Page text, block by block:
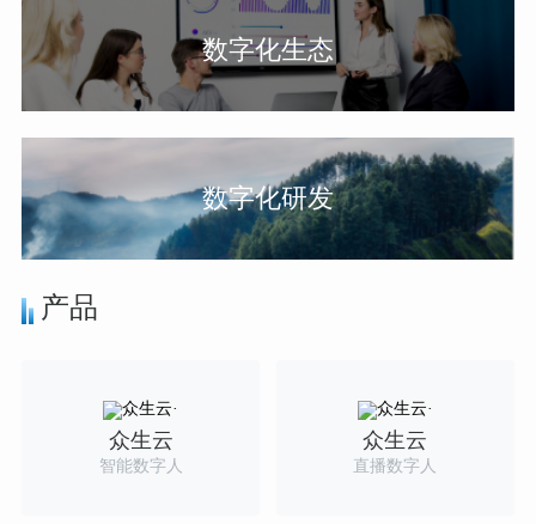
数字化生态
数字化研发
产品
众生云
智能数字人
众生云
直播数字人